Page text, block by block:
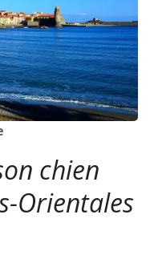
chien
Orientales